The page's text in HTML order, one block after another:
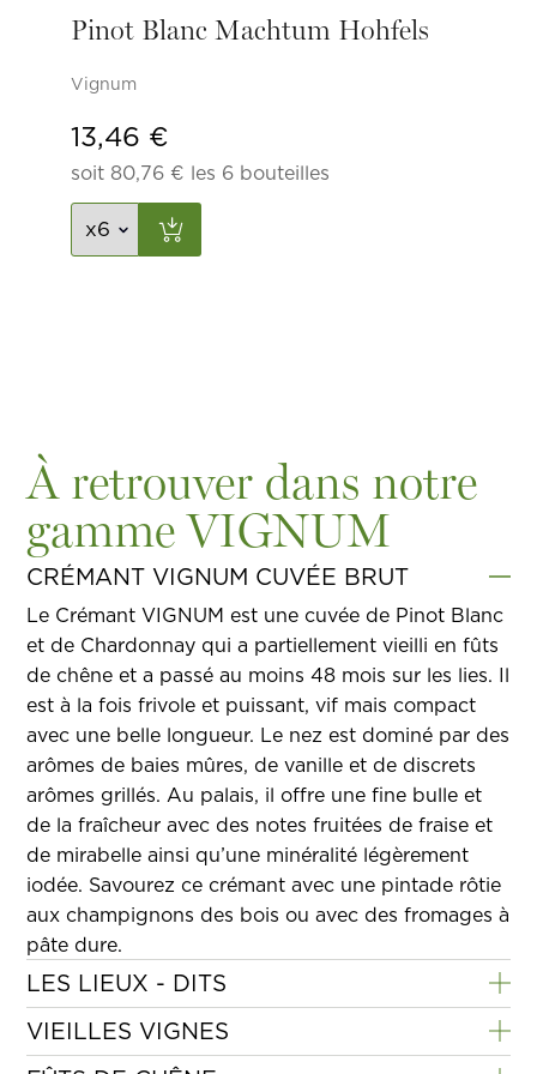
Pinot Blanc Machtum Hohfels
Vignum
13,46 €
soit 80,76 € les 6 bouteilles
À retrouver dans notre
gamme VIGNUM
CRÉMANT VIGNUM CUVÉE BRUT
Le Crémant VIGNUM est une cuvée de Pinot Blanc
et de Chardonnay qui a partiellement vieilli en fûts
de chêne et a passé au moins 48 mois sur les lies. Il
est à la fois frivole et puissant, vif mais compact
avec une belle longueur. Le nez est dominé par des
arômes de baies mûres, de vanille et de discrets
arômes grillés. Au palais, il offre une fine bulle et
de la fraîcheur avec des notes fruitées de fraise et
de mirabelle ainsi qu’une minéralité légèrement
iodée. Savourez ce crémant avec une pintade rôtie
aux champignons des bois ou avec des fromages à
pâte dure.
LES LIEUX - DITS
Les Grands Premiers Crus de la gamme premium
VIGNUM se caractérisent par leur finesse et leur
VIEILLES VIGNES